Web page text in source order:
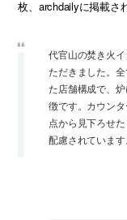
枚、archdailyに掲載さ
代官山の焚き火
ただきました。
た店舗構成で、
徴です。カウン
点から見下ろせ
配慮されていま